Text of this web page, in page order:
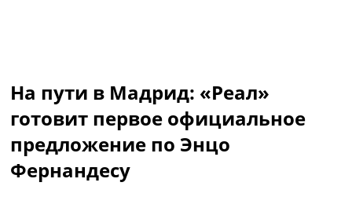
Украина. Первая Лига
Лига Чемпионов
Англия. Премьер Лига
Испания. Ла Лига
Другие Турниры >>>
Таблицы
Таблицы групп Чемпионата Мира
На пути в Мадрид: «Реал»
готовит первое официальное
предложение по Энцо
Фернандесу